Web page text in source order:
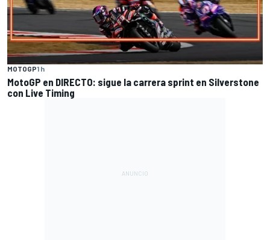
MOTOGP1 h
MotoGP en DIRECTO: sigue la carrera sprint en Silverstone
con Live Timing